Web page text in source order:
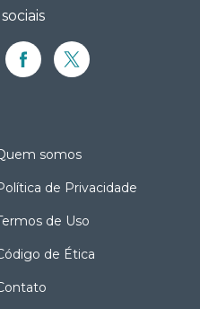
somos
de Privacidade
de Uso
de Ética